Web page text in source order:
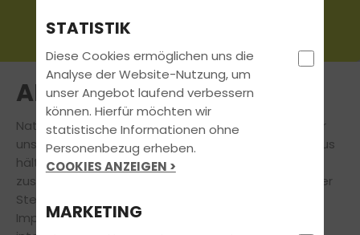
AKTUELLES
Natürlich stehtDeineFührerscheinausbildung
für
uns immer an erster Stelle. Doch auch darüber hinaus
hält unsere Fahrschule für Dich eine Vielzahl
zusätzlicher
An dieser
Stelle findest Du aktuelle Informationen und
Impressionen zu Veranstaltungen, News und
STATISTIK
Diese Cookies ermöglichen uns die
Analyse der Website-Nutzung, um
unser Angebot laufend verbessern
können. Hierfür möchten wir
statistische Informationen ohne
Personenbezug erheben.
COOKIES ANZEIGEN >
MARKETING